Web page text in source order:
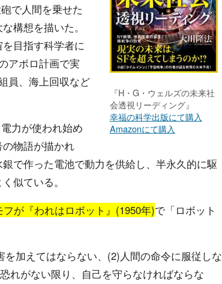
『H・G・ウェルズの未来社
会透視リーディング』
幸福の科学出版にて購入
Amazonにて購入
で人間を乗せた
構想を描いた。
目指す科学者に
アポロ計画で実
員、海上回収など
力が使われ始め
物語が描かれ
で作った電池で動力を供給し、半永久的に駆
似ている。
が『われはロボット』(1950年)で「ロボット
加えてはならない、(2)人間の命令に服従しな
れがない限り、自己を守らなければならな